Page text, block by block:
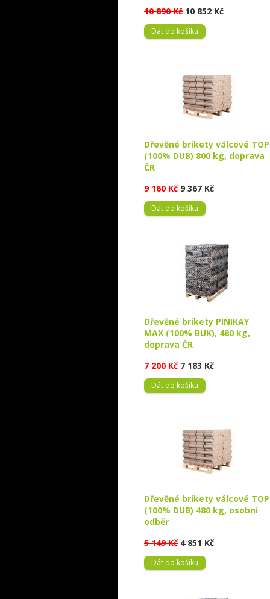
10 890 Kč 10 852 Kč
Dát do košíku
Dřevěné brikety válcové TOP
(100% DUB) 800 kg, doprava
ČR
9 160 Kč 9 367 Kč
Dát do košíku
Dřevěné brikety PINIKAY
MAX (100% BUK), 480 kg,
doprava ČR
7 200 Kč 7 183 Kč
Dát do košíku
Dřevěné brikety válcové TOP
(100% DUB) 480 kg, osobní
odběr
5 149 Kč 4 851 Kč
Dát do košíku